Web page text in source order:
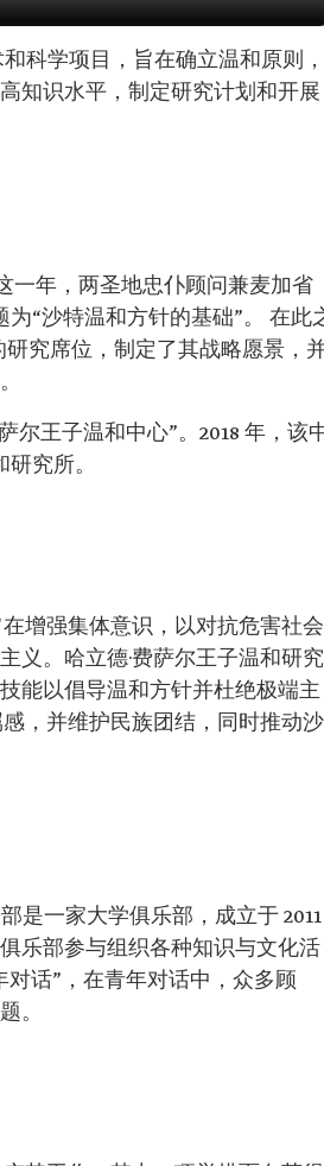
科学项目，旨在确立温和原则，
知识水平，制定研究计划和开展
一年，两圣地忠仆顾问兼麦加省
“沙特温和方针的基础”。 在此
究席位，制定了其战略愿景，
尔王子温和中心”。2018 年，该
究所。
增强集体意识，以对抗危害社会
义。哈立德·费萨尔王子温和研究
能以倡导温和方针并杜绝极端主
，并维护民族团结，同时推动沙
是一家大学俱乐部，成立于 2011
乐部参与组织各种知识与文化活
话”，在青年对话中，众多顾
。